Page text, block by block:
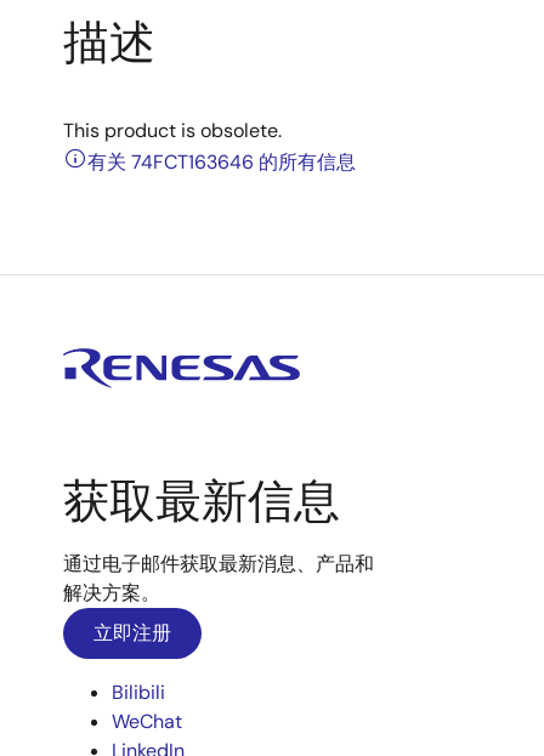
描述
This product is obsolete.
有关 74FCT163646 的所有信息
获取最新信息
通过电子邮件获取最新消息、产品和
解决方案。
立即注册
Bilibili
WeChat
LinkedIn